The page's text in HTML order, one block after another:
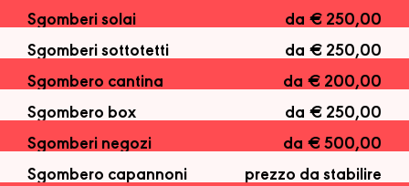
Sgomberi solai
da € 250,00
Sgomberi sottotetti
da € 250,00
Sgombero cantina
da € 200,00
Sgombero box
da € 250,00
Sgomberi negozi
da € 500,00
Sgombero capannoni
prezzo da stabilire